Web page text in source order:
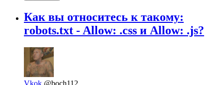
Как вы относитесь к такому:
robots.txt - Allow: .css и Allow: .js?
Vkok @boch112